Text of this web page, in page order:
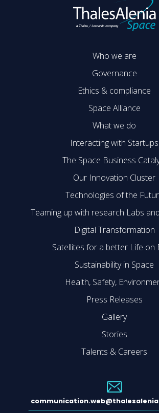
Who we are
Governance
Ethics & compliance
Space Alliance
What we do
Interacting with Startups
The Space Business
Our Innovation Cluster
Technologies of the
Teaming up with research Labs
Digital Transformation
Satellites for a better Life on
Sustainability in Space
Health, Safety,
Press Releases
Gallery
Stories
Talents & Careers